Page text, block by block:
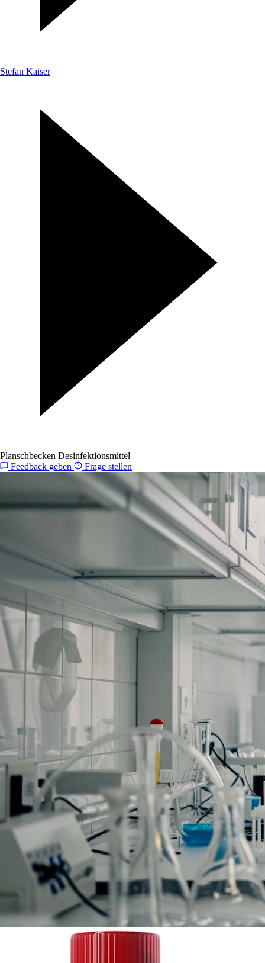
Stefan Kaiser
Planschbecken Desinfektionsmittel
Feedback geben
Frage stellen